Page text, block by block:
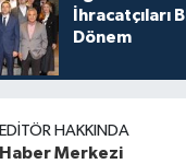
İhracatçıları
Dönem
EDITÖR HAKKINDA
Haber Merkezi